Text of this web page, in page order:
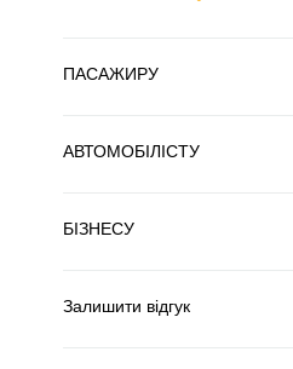
ПАСАЖИРУ
АВТОМОБІЛІСТУ
БІЗНЕСУ
Залишити відгук